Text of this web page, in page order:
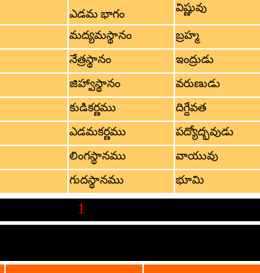
ఎడమ భాగం
విష్ణువు
మద్యమస్థానం బ్రహ్మ
నేత్రస్థానం ఇంద్రుడు
జిహ్వాస్థానం వరుణుడు
కుడికర్ణము దిగ్దేవత
ఎడమకర్ణము పద్యోద్భవుడు
లింగస్థానము వాయువు
గుదస్థానము భూమి
1